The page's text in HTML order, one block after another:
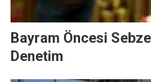
Bayram Öncesi
Denetim